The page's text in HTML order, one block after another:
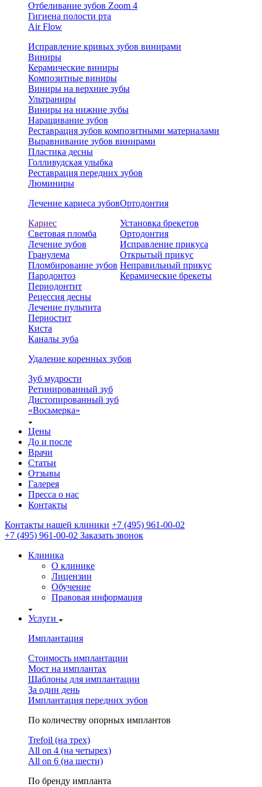
Отбеливание зубов Zoom 4
Гигиена полости рта
Air Flow
Исправление кривых зубов винирами
Виниры
Керамические виниры
Композитные виниры
Виниры на верхние зубы
Ультраниры
Виниры на нижние зубы
Наращивание зубов
Реставрация зубов композитными материалами
Выравнивание зубов винирами
Пластика десны
Голливудская улыбка
Реставрация передних зубов
Люминиры
Лечение кариеса зубов
Кариес
Световая пломба
Лечение зубов
Гранулема
Пломбирование зубов
Пародонтоз
Периодонтит
Рецессия десны
Лечение пульпита
Периостит
Киста
Каналы зуба
Ортодонтия
Установка брекетов
Ортодонтия
Исправление прикуса
Открытый прикус
Неправильный прикус
Керамические брекеты
Удаление коренных зубов
Зуб мудрости
Ретинированный зуб
Дистопированный зуб
«Восьмерка»
Цены
До и после
Врачи
Статьи
Отзывы
Галерея
Пресса о нас
Контакты
Контакты нашей клиники +7 (495) 961-00-02
+7 (495) 961-00-02 Заказать звонок
Клиника
О клинике
Лицензии
Обучение
Правовая информация
Услуги
Имплантация
Стоимость имплантации
Мост на имплантах
Шаблоны для имплантации
За один день
Имплантация передних зубов
По количеству опорных имплантов
Trefoil (на трех)
All on 4 (на четырех)
All on 6 (на шести)
По бренду импланта